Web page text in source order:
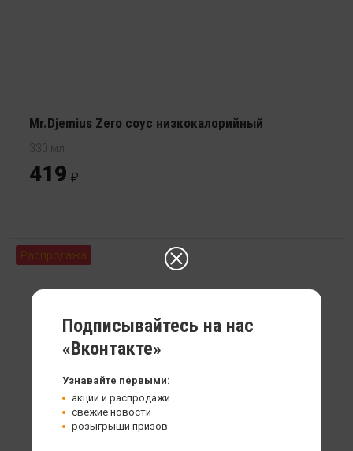
Mr.Djemius Zero соус низкокалорийный
330 мл
419
Распродажа
Подписывайтесь на нас
«Вконтакте»
Узнавайте первыми:
акции и распродажи
свежие новости
розыгрыши призов